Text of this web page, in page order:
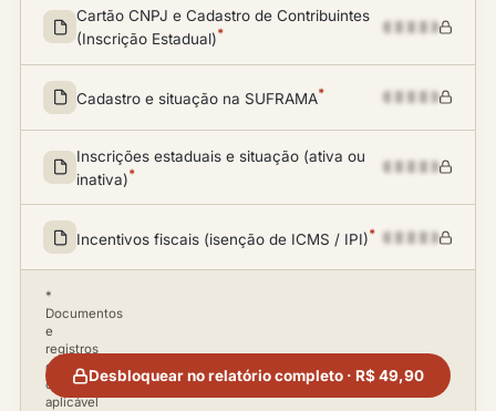
Cartão CNPJ e Cadastro de Contribuintes
(Inscrição Estadual)*
Cadastro e situação na SUFRAMA*
Inscrições estaduais e situação (ativa ou
inativa)*
Incentivos fiscais (isenção de ICMS / IPI)*
*
Documentos
e
registros
disponíveis
conforme
aplicável
Desbloquear no relatório completo · R$ 49,90